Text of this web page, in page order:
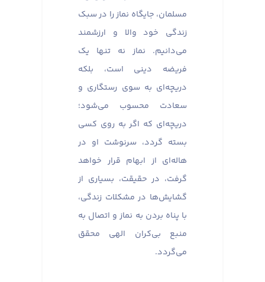
مسلمان، جایگاه نماز را در سبک
زندگی خود والا و ارزشمند
می‌دانیم. نماز نه تنها یک
فریضه دینی است، بلکه
دریچه‌ای به سوی رستگاری و
سعادت محسوب می‌شود؛
دریچه‌ای که اگر به روی کسی
بسته گردد، سرنوشت او در
هاله‌ای از ابهام قرار خواهد
گرفت، در حقیقت، بسیاری از
گشایش‌ها در مشکلات زندگی،
با پناه بردن به نماز و اتصال به
منبع بی‌کران الهی محقق
می‌گردد.